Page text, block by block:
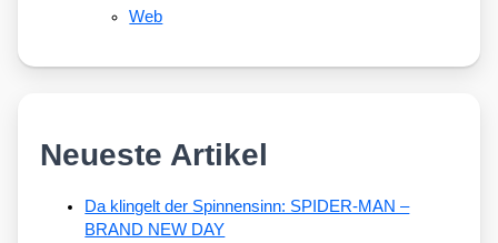
Web
Neueste Artikel
Da klingelt der Spinnensinn: SPIDER-MAN –
BRAND NEW DAY